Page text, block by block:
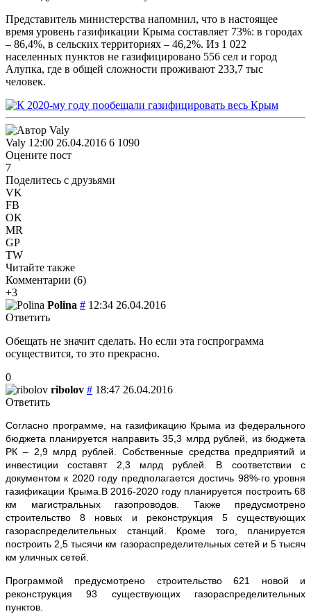
Представитель министерства напомнил, что в настоящее
время уровень газификации Крыма составляет 73%: в городах
– 86,4%, в сельских территориях – 46,2%. Из 1 022
населенных пунктов не газифицировано 556 сел и город
Алупка, где в общей сложности проживают 233,7 тыс
человек.
Valy 12:00 26.04.2016 6 1090
Оцените пост
7
Поделитесь с друзьями
VK
FB
OK
MR
GP
TW
Читайте также
Комментарии (6)
+3
Polina # 12:34 26.04.2016
Ответить
Обещать не значит сделать. Но если эта госпрограмма
осуществится, то это прекрасно.
0
ribolov # 18:47 26.04.2016
Ответить
Согласно программе, на газификацию Крыма из федерального
бюджета планируется направить 35,3 млрд рублей, из бюджета
РК – 2,9 млрд рублей. Собственные средства предприятий и
инвестиции составят 2,3 млрд рублей. В соответствии с
документом к 2020 году предполагается достичь 98%-го уровня
газификации Крыма.В 2016-2020 году планируется построить 68
км магистральных газопроводов. Также предусмотрено
строительство 8 новых и реконструкция 5 существующих
газораспределительных станций. Кроме того, планируется
построить 2,5 тысячи км газораспределительных сетей и 5 тысяч
км уличных сетей.
Программой предусмотрено строительство 621 новой и
реконструкция 93 существующих газораспределительных
пунктов.